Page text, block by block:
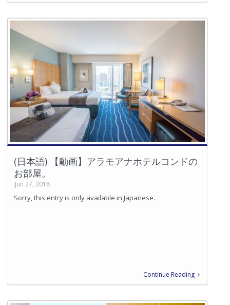
(日本語) 【動画】アラモアナホテルコンドの
お部屋。
Jun 27, 2018
Sorry, this entry is only available in Japanese.
Continue Reading